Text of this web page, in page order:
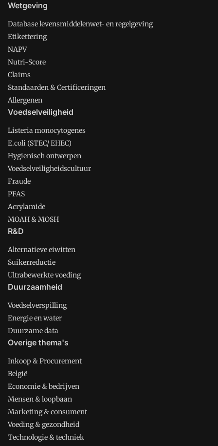
Wetgeving
Database levensmiddelenwet- en regelgeving
Etikettering
NAPV
Nutri-Score
Claims
Standaarden & Certificeringen
Allergenen
Voedselveiligheid
Listeria monocytogenes
E.coli (STEC/ EHEC)
Hygienisch ontwerpen
Voedselveiligheidscultuur
Fraude
PFAS
Acrylamide
MOAH & MOSH
R&D
Alternatieve eiwitten
Suikerreductie
Ultrabewerkte voeding
Duurzaamheid
Voedselverspilling
Energie en water
Duurzame data
Overige thema's
Inkoop & Procurement
België
Economie & bedrijven
Mensen & loopbaan
Marketing & consument
Voeding & gezondheid
Technologie & techniek